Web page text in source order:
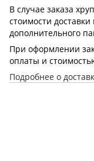
В случае заказа
стоимости
дополнительного
При оформлении
оплаты и
Подробнее о